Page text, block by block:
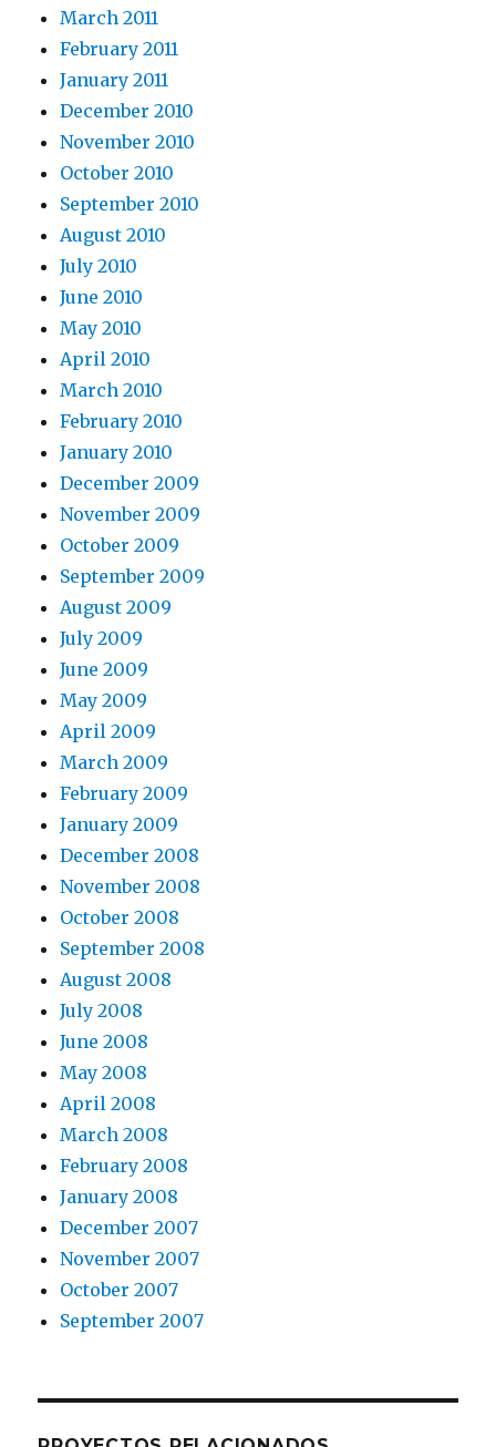
March 2011
February 2011
January 2011
December 2010
November 2010
October 2010
September 2010
August 2010
July 2010
June 2010
May 2010
April 2010
March 2010
February 2010
January 2010
December 2009
November 2009
October 2009
September 2009
August 2009
July 2009
June 2009
May 2009
April 2009
March 2009
February 2009
January 2009
December 2008
November 2008
October 2008
September 2008
August 2008
July 2008
June 2008
May 2008
April 2008
March 2008
February 2008
January 2008
December 2007
November 2007
October 2007
September 2007